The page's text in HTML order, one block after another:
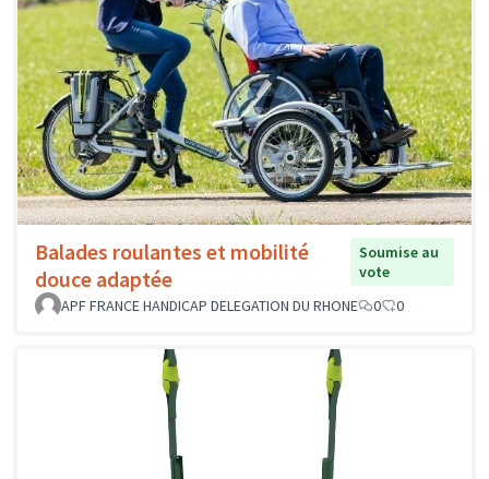
Balades roulantes et mobilité
douce adaptée
Soumise au
vote
APF FRANCE HANDICAP DELEGATION DU RHONE
0 0